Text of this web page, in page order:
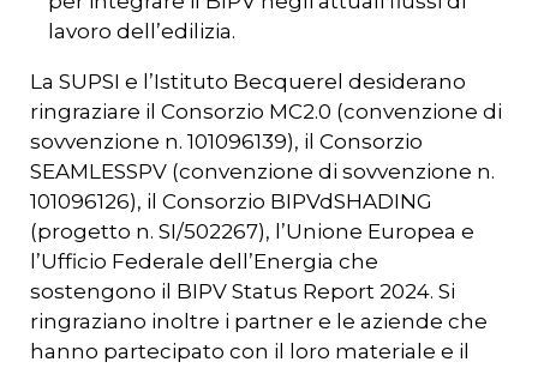
lavoro dell’edilizia.
La SUPSI e l’Istituto Becquerel desiderano
ringraziare il Consorzio MC2.0 (convenzione di
sovvenzione n. 101096139), il Consorzio
SEAMLESSPV (convenzione di sovvenzione n.
101096126), il Consorzio BIPVdSHADING
(progetto n. SI/502267), l’Unione Europea e
l’Ufficio Federale dell’Energia che
sostengono il BIPV Status Report 2024. Si
ringraziano inoltre i partner e le aziende che
hanno partecipato con il loro materiale e il